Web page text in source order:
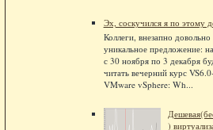
Эх, соскучился я по этому
Коллеги, внезапно довольно
уникальное предложение:
с 30 ноября по 3 декабря
читать вечерний курс
VMware vSphere: Wh...
)